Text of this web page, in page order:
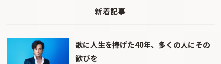
新着記事
歌に人生を捧げた40年、多くの人にその
歓びを